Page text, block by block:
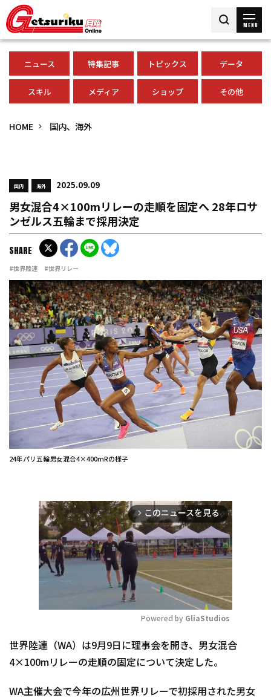
MENU
ニュース 特集記事 トピックス データ
スキル メディア ショップ その他
HOME 国内、海外
国内 海外 2025.09.09
男女混合4×100mリレーの走順を固定へ 28年ロサ
ンゼルス五輪まで採用決定
#世界陸連 #世界リレー
SHARE
24年パリ五輪男女混合4×400mRの様子
arrow_forward_ios このニュースを見る
Mute
Powered by GliaStudios
世界陸連（WA）は9月9日に理事会を開き、男女混合
4×100mリレーの走順の固定について決定した。
WA主催大会で今年の広州世界リレーで初採用された男女